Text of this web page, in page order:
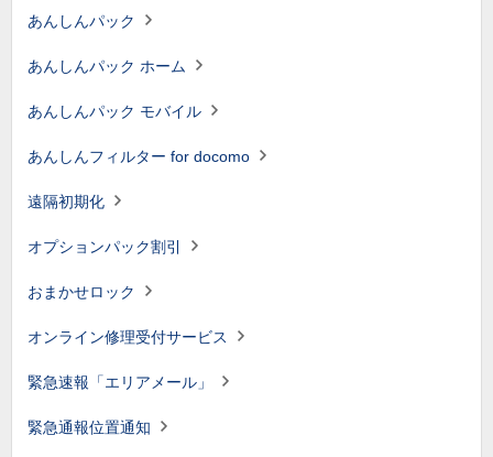
あんしんパック
あんしんパック ホーム
あんしんパック モバイル
あんしんフィルター for docomo
遠隔初期化
オプションパック割引
おまかせロック
オンライン修理受付サービス
緊急速報「エリアメール」
緊急通報位置通知